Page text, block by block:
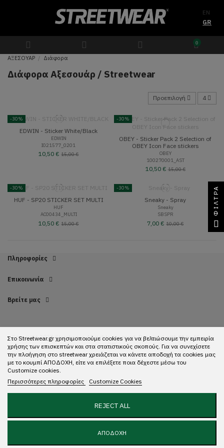
EN
GR
0
ΑΞΕΣΟΥΑΡ Διάφορα
Διάφορα Αξεσουάρ / Streetwear
Προεπιλογή 4
-30%
EDWIN - Sticker White/Black
EDWIN
I021577_0201
10,50 € 15,00 €
-30%
OBEY - Sticker Pack 2 Selection of
OBEY Icon Face stickers
OBEY
100270001_AST
10,50 € 15,00 €
-30%
HUF - SP20 STICKER SET MULTI
HUF
AC00434_MULTI
10,50 € 15,00 €
-30%
Sneaky - Spray
Sneaky
SBSPR
7,00 € 10,00 €
Πληροφορίες
Επικοινωνία
Βρείτε μας
Στο Streetwear.gr χρησιμοποιούμε cookies για να βελτιώσουμε την εμπειρία
χρήσης των επισκεπτών και στα στατιστικούς σκοπούς. Για να συνεχίσετε
την πλοήγηση στο streetwear χρειάζεται να κάνετε αποδοχή τα cookies μας
με το κουμπί ΑΠΟΔΟΧΗ, είτε να επιλέξετε ποια δέχεστε μέσω του
Customize cookies.
Περισσότερες πληροφορίες
Customize Cookies
REJECT ALL
ΑΠΟΔΟΧΗ
Copyright 2022 Streetwear. All rights reserved. Designed with ❤️ byMundo
GR.
ΦΊΛΤΡΑ